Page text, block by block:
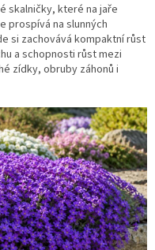
skalničky, které na jaře
prospívá na slunných
si zachovává kompaktní růst
a schopnosti růst mezi
zídky, obruby záhonů i